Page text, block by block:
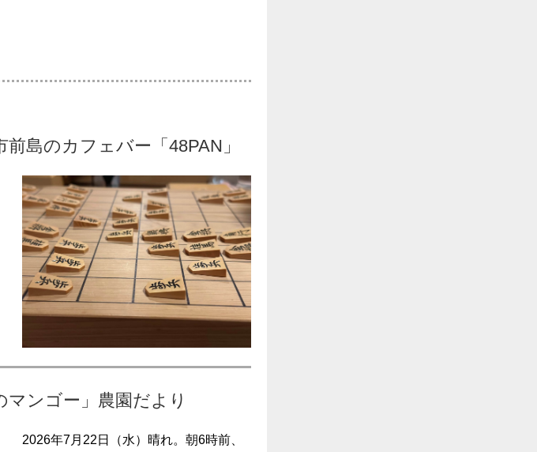
島のカフェバー「48PAN」
ンゴー」農園だより
2026年7月22日（水）晴れ。朝6時前、